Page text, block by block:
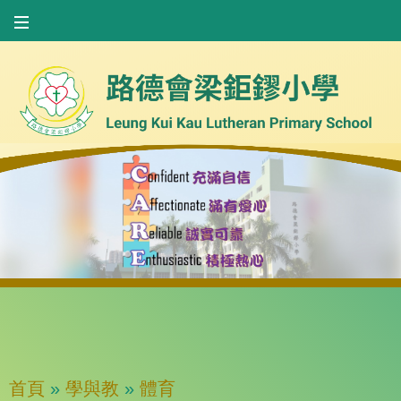
首頁 » 學與教 » 體育